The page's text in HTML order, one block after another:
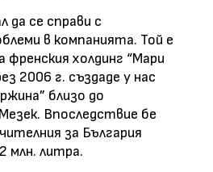
да се справи с
в компанията. Той е
холдинг “Мари
2006 г. създаде у нас
близо до
Впоследствие бе
за България
млн. литра.